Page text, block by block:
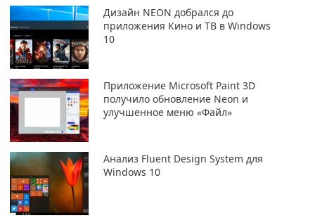
Дизайн NEON добрался до
приложения Кино и ТВ в Windows
10
Приложение Microsoft Paint 3D
получило обновление Neon и
улучшенное меню «Файл»
Анализ Fluent Design System для
Windows 10